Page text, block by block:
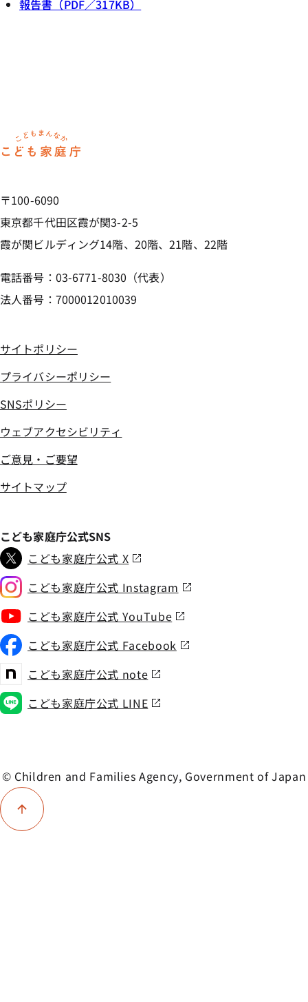
報告書（PDF／317KB）
〒100-6090
東京都千代田区霞が関3-2-5
霞が関ビルディング14階、20階、21階、22階
電話番号：03-6771-8030（代表）
法人番号：7000012010039
サイトポリシー
プライバシーポリシー
SNSポリシー
ウェブアクセシビリティ
ご意見・ご要望
サイトマップ
こども家庭庁公式SNS
こども家庭庁公式 X
こども家庭庁公式 Instagram
こども家庭庁公式 YouTube
こども家庭庁公式 Facebook
こども家庭庁公式 note
こども家庭庁公式 LINE
© Children and Families Agency, Government of Japan